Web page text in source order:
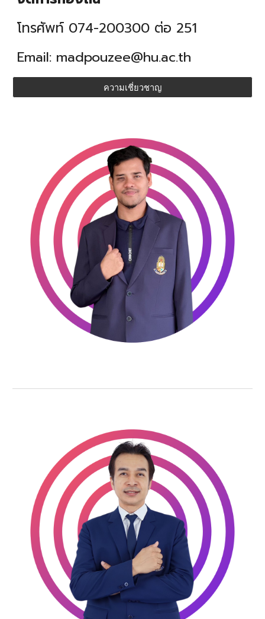
โทรศัพท์ 074-200300 ต่อ 251
Email: madpouzee@hu.ac.th
ความเชี่ยวชาญ